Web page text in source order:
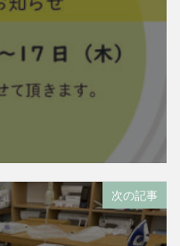
次の記事